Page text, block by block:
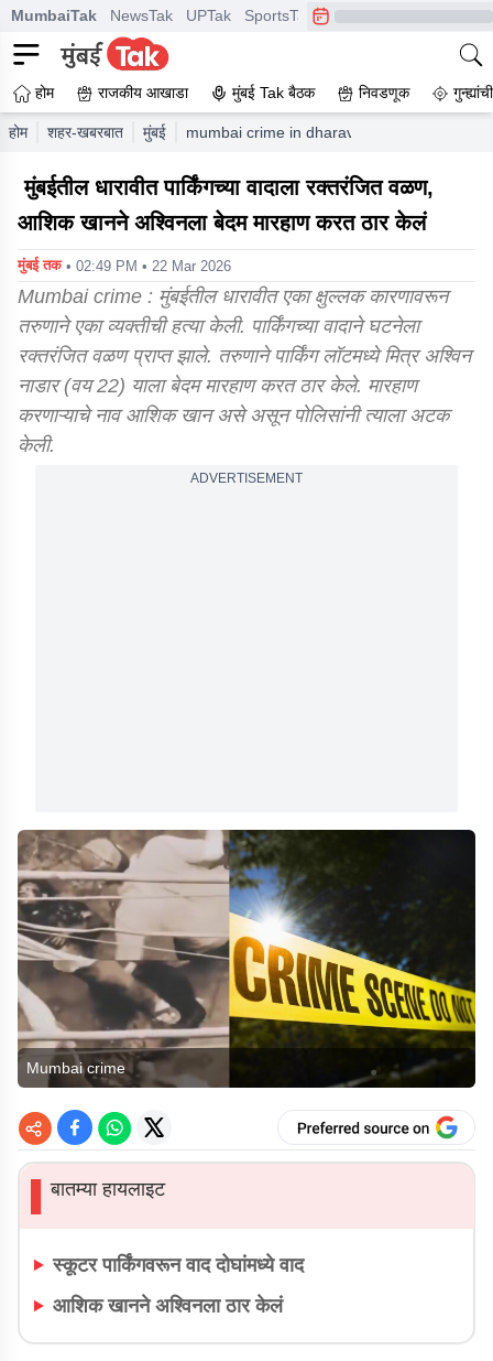
MumbaiTak NewsTak UPTak SportsTak CrimeTak
होम राजकीय आखाडा मुंबई Tak बैठक निवडणूक
होम शहर-खबरबात मुंबई mumbai crime in dharavi a young man
मुंबईतील धारावीत पार्किंगच्या वादाला रक्तरंजित वळण,
आशिक खानने अश्विनला बेदम मारहाण करत ठार केलं
मुंबई तक • 02:49 PM • 22 Mar 2026
Mumbai crime : मुंबईतील धारावीत एका क्षुल्लक कारणावरून
तरुणाने एका व्यक्तीची हत्या केली. पार्किंगच्या वादाने घटनेला
रक्तरंजित वळण प्राप्त झाले. तरुणाने पार्किंग लॉटमध्ये मित्र अश्विन
नाडार (वय 22) याला बेदम मारहाण करत ठार केले. मारहाण
करणाऱ्याचे नाव आशिक खान असे असून पोलिसांनी त्याला अटक
केली.
ADVERTISEMENT
Mumbai crime
▌बातम्या हायलाइट
स्कूटर पार्किंगवरून वाद दोघांमध्ये वाद
आशिक खानने अश्विनला ठार केलं